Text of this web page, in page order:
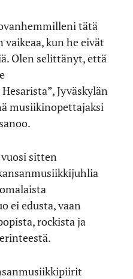
tätä
kun he eivät
Olen selittänyt, että
Jyväskylän
musiikinopettajaksi
sitten
ei edusta, vaan
rockista ja